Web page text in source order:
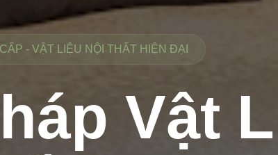
- VẬT LIỆU NỘI THẤT HIỆN ĐẠI
Vật